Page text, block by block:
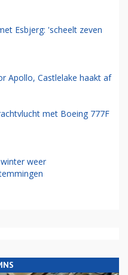
Esbjerg: 'scheelt zeven
Apollo, Castlelake haakt af
met Boeing 777F
weer